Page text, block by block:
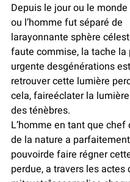
Depuis le jour ou le
ou l’homme fut séparé de
larayonnante sphère
faute commise, la tache la
urgente desgénérations
retrouver cette lumière
cela, faireéclater la
des ténèbres.
L’homme en tant que chef
de la nature a
pouvoirde faire régner
perdue, a travers les actes